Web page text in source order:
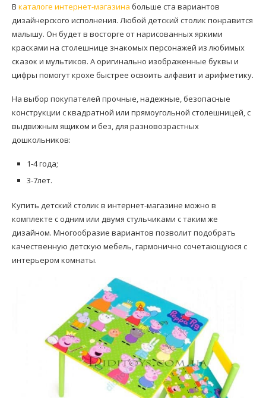
В каталоге интернет-магазина больше ста вариантов
дизайнерского исполнения. Любой детский столик понравится
малышу. Он будет в восторге от нарисованных яркими
красками на столешнице знакомых персонажей из любимых
сказок и мультиков. А оригинально изображенные буквы и
цифры помогут крохе быстрее освоить алфавит и арифметику.
На выбор покупателей прочные, надежные, безопасные
конструкции с квадратной или прямоугольной столешницей, с
выдвижным ящиком и без, для разновозрастных
дошкольников:
1-4 года;
3-7лет.
Купить детский столик в интернет-магазине можно в
комплекте с одним или двумя стульчиками с таким же
дизайном. Многообразие вариантов позволит подобрать
качественную детскую мебель, гармонично сочетающуюся с
интерьером комнаты.